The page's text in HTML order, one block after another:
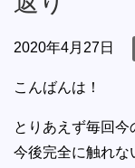
2020年4月27日
こんばんは！
とりあえず毎回
今後完全に触れな